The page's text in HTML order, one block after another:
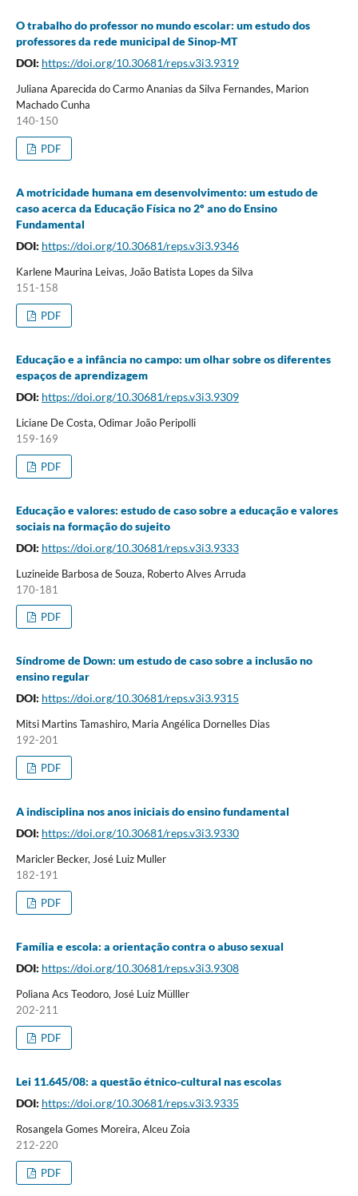
O trabalho do professor no mundo escolar: um estudo dos
professores da rede municipal de Sinop-MT
DOI: https://doi.org/10.30681/reps.v3i3.9319
Juliana Aparecida do Carmo Ananias da Silva Fernandes, Marion
Machado Cunha
140-150
PDF
A motricidade humana em desenvolvimento: um estudo de
caso acerca da Educação Física no 2º ano do Ensino
Fundamental
DOI: https://doi.org/10.30681/reps.v3i3.9346
Karlene Maurina Leivas, João Batista Lopes da Silva
151-158
PDF
Educação e a infância no campo: um olhar sobre os diferentes
espaços de aprendizagem
DOI: https://doi.org/10.30681/reps.v3i3.9309
Liciane De Costa, Odimar João Peripolli
159-169
PDF
Educação e valores: estudo de caso sobre a educação e valores
sociais na formação do sujeito
DOI: https://doi.org/10.30681/reps.v3i3.9333
Luzineide Barbosa de Souza, Roberto Alves Arruda
170-181
PDF
Síndrome de Down: um estudo de caso sobre a inclusão no
ensino regular
DOI: https://doi.org/10.30681/reps.v3i3.9315
Mitsi Martins Tamashiro, Maria Angélica Dornelles Dias
192-201
PDF
A indisciplina nos anos iniciais do ensino fundamental
DOI: https://doi.org/10.30681/reps.v3i3.9330
Maricler Becker, José Luiz Muller
182-191
PDF
Família e escola: a orientação contra o abuso sexual
DOI: https://doi.org/10.30681/reps.v3i3.9308
Poliana Acs Teodoro, José Luiz Mülller
202-211
PDF
Lei 11.645/08: a questão étnico-cultural nas escolas
DOI: https://doi.org/10.30681/reps.v3i3.9335
Rosangela Gomes Moreira, Alceu Zoia
212-220
PDF